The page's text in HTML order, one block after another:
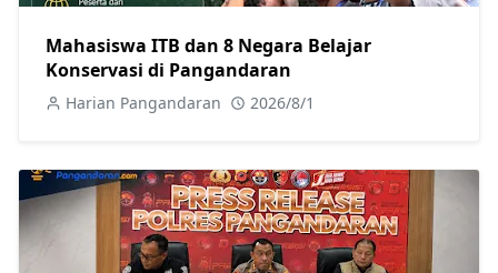
Mahasiswa ITB dan 8 Negara Belajar
Konservasi di Pangandaran
Harian Pangandaran 2026/8/1